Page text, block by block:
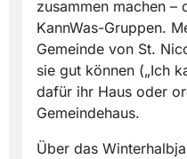
zusammen machen –
KannWas-Gruppen.
Gemeinde von St.
sie gut können („Ich
dafür ihr Haus oder
Gemeindehaus.
Über das